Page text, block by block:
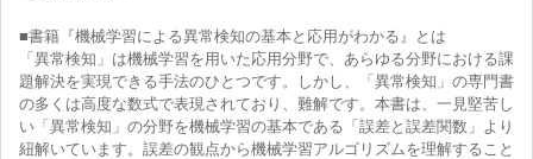
■書籍『機械学習による異常検知の基本と応用がわかる』とは
「異常検知」は機械学習を用いた応用分野で、あらゆる分野における課
題解決を実現できる手法のひとつです。しかし、「異常検知」の専門書
の多くは高度な数式で表現されており、難解です。本書は、一見堅苦し
い「異常検知」の分野を機械学習の基本である「誤差と誤差関数」より
紐解いています。誤差の観点から機械学習アルゴリズムを理解すること